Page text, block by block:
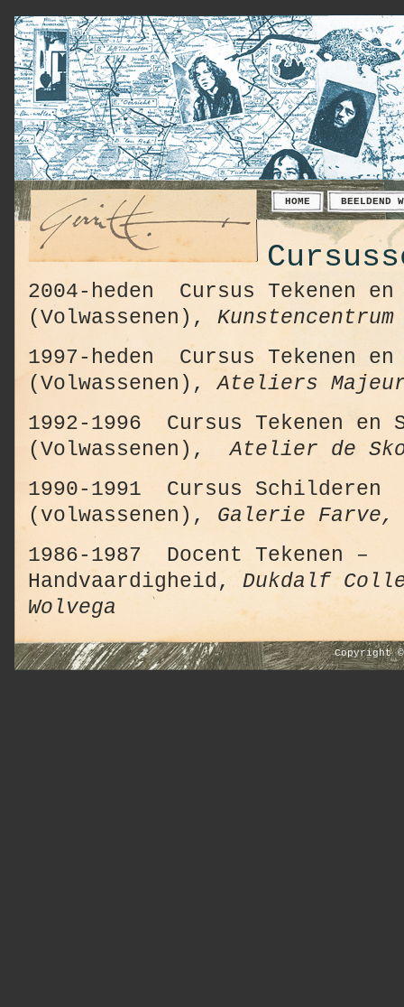
HOME BEELDEND
2004-heden Cursus Tekenen
(Volwassenen),
1997-heden Cursus Tekenen
(Volwassenen),Ateliers
1992-1996 Cursus Tekenen en
(Volwassenen),Atelier de
1990-1991 Cursus Schilderen
(volwassenen), Galerie Farve,
1986-1987 Docent Tekenen –
Handvaardigheid, Dukdalf
Wolvega
Copyright